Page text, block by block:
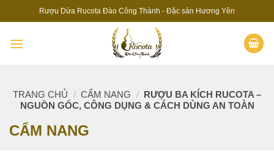
to
content
Rượu Dừa Rucota Đào Công Thành - Đặc sản Hương Yên
TRANG CHỦ / CẨM NANG / RƯỢU BA KÍCH RUCOTA –
NGUỒN GỐC, CÔNG DỤNG & CÁCH DÙNG AN TOÀN
CẨM NANG